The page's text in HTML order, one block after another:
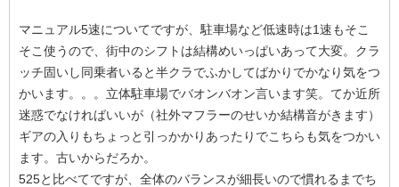
マニュアル5速についてですが、駐車場など低速時は1速もそこ
そこ使うので、街中のシフトは結構めいっぱいあって大変。クラ
ッチ固いし同乗者いると半クラでふかしてばかりでかなり気をつ
かいます。。。立体駐車場でバオンバオン言います笑。てか近所
迷惑でなければいいが（社外マフラーのせいか結構音がきます）
ギアの入りもちょっと引っかかりあったりでこちらも気をつかい
ます。古いからだろか。
525と比べてですが、全体のバランスが細長いので慣れるまでち